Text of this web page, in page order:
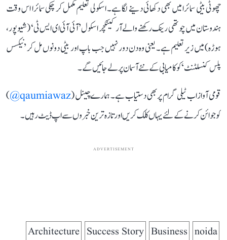
چھوٹی بیٹی سمائرا میں بھی دکھائی دینے لگا ہے۔ اسکولی تعلیم مکمل کر چکی سمائرا اس وقت
ہندوستان میں چوتھی رینک رکھنے والے آرکیٹکچر اسکول ’آئی آئی ای ایس ٹی‘ (شیوپور،
ہوڑہ) میں زیر تعلیم ہے۔ یعنی وہ دن دور نہیں جب باپ اور بیٹی دونوں مل کر ’نیکسس
پلس کنسلٹنٹ‘ کو کامیابی کے نئے آسمان پر لے جائیں گے۔
قومی آواز اب ٹیلی گرام پر بھی دستیاب ہے۔ ہمارے چینل (qaumiawaz@
)
کو جوائن کرنے کے لئے یہاں کلک کریں اور تازہ ترین خبروں سے اپ ڈیٹ رہیں۔
ADVERTISEMENT
noida
Business
Success Story
Architecture